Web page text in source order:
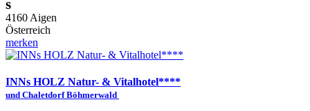
s
4160 Aigen
Österreich
merken
INNs HOLZ Natur- & Vitalhotel****
und Chaletdorf Böhmerwald